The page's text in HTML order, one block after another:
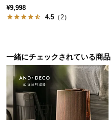
様
サ
ト
ら
¥9,998
4.5 （2）
一緒にチェックされている商品